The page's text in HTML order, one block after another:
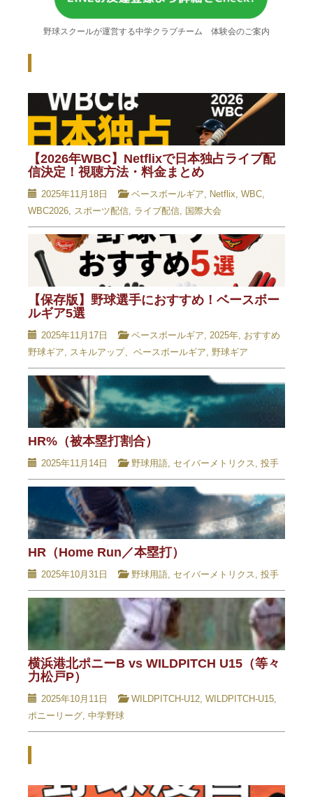
野球スクールが運営する中学クラブチーム 体験会のご案内
【2026年WBC】Netflixで日本独占ライブ配
信決定！視聴方法・料金まとめ
2025年11月18日 ベースボールギア Netflix WBC
WBC2026
スポーツ配信 ライブ配信 国際大会
【保存版】野球選手におすすめ！ベースボー
ルギア5選
2025年11月17日 ベースボールギア 2025年 おすすめ
野球ギア
スキルアップ、ベースボールギア 野球ギア
HR%（被本塁打割合）
2025年11月14日 野球用語 セイバーメトリクス 投手
HR（Home Run／本塁打）
2025年10月31日 野球用語 セイバーメトリクス 投手
横浜港北ポニーB vs WILDPITCH U15（等々
力松戸P）
2025年10月11日 WILDPITCH-U12 WILDPITCH-U15
ポニーリーグ 中学野球